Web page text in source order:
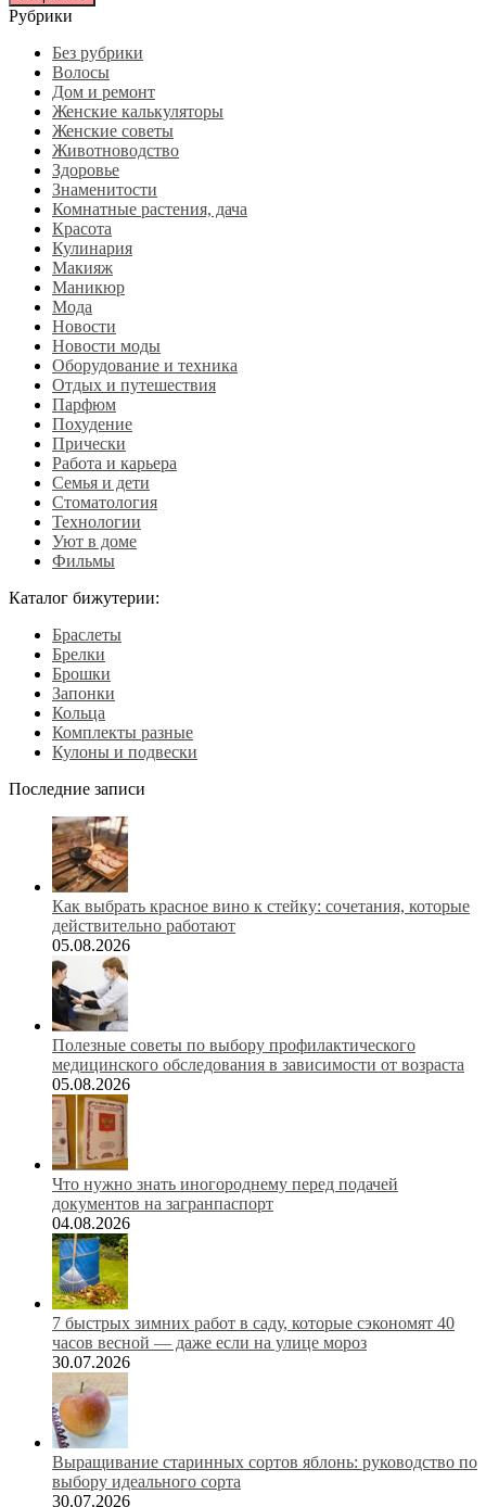
Рубрики
Без рубрики
Волосы
Дом и ремонт
Женские калькуляторы
Женские советы
Животноводство
Здоровье
Знаменитости
Комнатные растения, дача
Красота
Кулинария
Макияж
Маникюр
Мода
Новости
Новости моды
Оборудование и техника
Отдых и путешествия
Парфюм
Похудение
Прически
Работа и карьера
Семья и дети
Стоматология
Технологии
Уют в доме
Фильмы
Каталог бижутерии:
Браслеты
Брелки
Брошки
Запонки
Кольца
Комплекты разные
Кулоны и подвески
Последние записи
Как выбрать красное вино к стейку: сочетания, которые
действительно работают
05.08.2026
Полезные советы по выбору профилактического
медицинского обследования в зависимости от возраста
05.08.2026
Что нужно знать иногороднему перед подачей
документов на загранпаспорт
04.08.2026
7 быстрых зимних работ в саду, которые сэкономят 40
часов весной — даже если на улице мороз
30.07.2026
Выращивание старинных сортов яблонь: руководство по
выбору идеального сорта
30.07.2026